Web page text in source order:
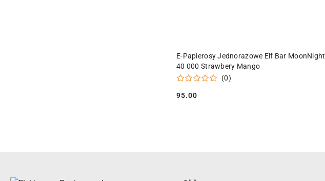
E-Papierosy Jednorazowe Elf Bar MoonNight
40 000 Strawbery Mango
(0)
Cena:
95.00